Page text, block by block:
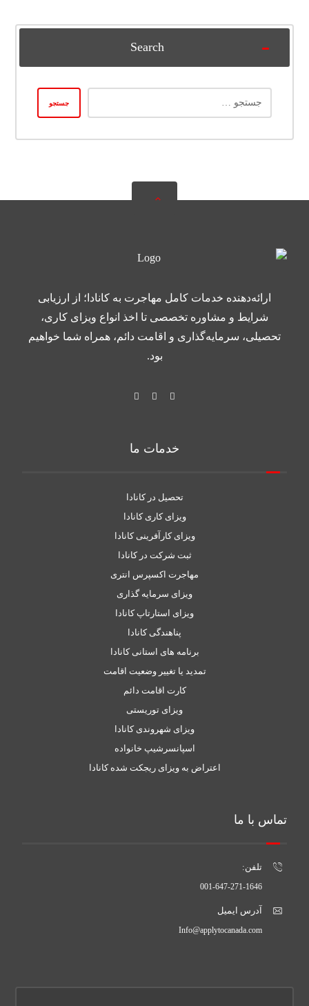
Search
ارائه‌دهنده خدمات کامل مهاجرت به کانادا؛ از ارزیابی
شرایط و مشاوره تخصصی تا اخذ انواع ویزای کاری،
تحصیلی، سرمایه‌گذاری و اقامت دائم، همراه شما خواهیم
بود.
خدمات ما
تحصیل در کانادا
ویزای کاری کانادا
ویزای کارآفرینی کانادا
ثبت شرکت در کانادا
مهاجرت اکسپرس انتری
ویزای سرمایه گذاری
ویزای استارتاپ کانادا
پناهندگی کانادا
برنامه های استانی کانادا
تمدید یا تغییر وضعیت اقامت
کارت اقامت دائم
ویزای توریستی
ویزای شهروندی کانادا
اسپانسرشیپ خانواده
اعتراض به ویزای ریجکت شده کانادا
تماس با ما
تلفن:
001-647-271-1646
آدرس ایمیل
Info@applytocanada.com